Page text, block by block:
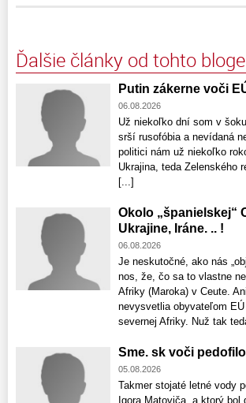
Ďalšie články od tohto
Putin zákerne voči
06.08.2026
Už niekoľko dní som v
srší rusofóbia a nevídaná
politici nám už niekoľko
Ukrajina, teda Zelenského
[...]
Okolo „španielskej“
Ukrajine, Iráne. .. !
06.08.2026
Je neskutočné, ako nás
nos, že, čo sa to vlastne
Afriky (Maroka) v Ceute.
nevysvetlia obyvateľom
severnej Afriky. Nuž tak
Sme. sk voči
05.08.2026
Takmer stojaté letné vody
Igora Matoviča, a ktorý